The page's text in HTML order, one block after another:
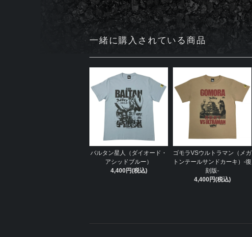
一緒に購入されている商品
バルタン星人（ダイオード・
アシッドブルー）
4,400円(税込)
ゴモラVSウルトラマン（メガ
トンテールサンドカーキ）-復
刻版-
4,400円(税込)